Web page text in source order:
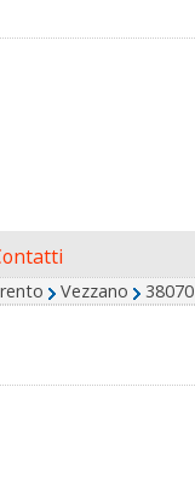
Vezzano 38070